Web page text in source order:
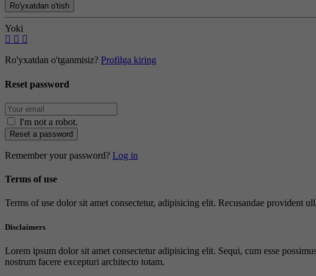
Ro'yxatdan o'tish
Yoki
Ro'yxatdan o'tganmisiz? Profilga kiring
Reset password
I'm not a robot.
Reset a password
Remember your password? Log in
Terms of use
Terms of use dolor sit amet consectetur, adipisicing elit. Recusandae provident
Disclaimers
Lorem ipsum dolor sit amet consectetur adipisicing elit. Sequi, cum esse
nostrum facere excepturi architecto totam.